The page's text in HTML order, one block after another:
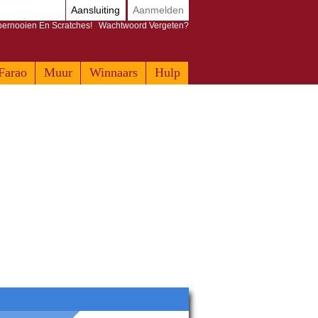
Muur Winnaars Hulp
Aansluiting Aanmelden
En Scratches! Wachtwoord Vergeten?